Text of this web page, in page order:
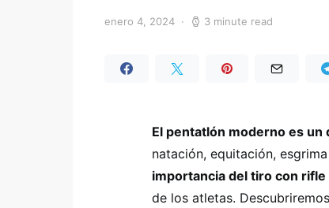
enero 4, 2024 3 minute read
El pentatlón moderno es
natación, equitación,
importancia del tiro con
de los atletas.